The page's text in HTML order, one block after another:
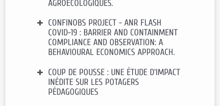
AGROÉCOLOGIQUES.
Funding: ANR
Duration: 2023-2028
Contact CEE-M:Douadia
CONFINOBS PROJECT - ANR FLASH
COVID-19 : BARRIER AND CONTAINMENT
COMPLIANCE AND OBSERVATION: A
BEHAVIOURAL ECONOMICS APPROACH.
Financement : ANR- Région Occitanie
Durée : 2020-2022
COUP DE POUSSE : UNE ÉTUDE D'IMPACT
INÉDITE SUR LES POTAGERS
PÉDAGOGIQUES